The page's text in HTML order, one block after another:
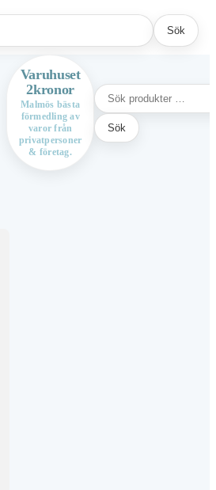
Sök
Varuhuset
2kronor
Malmös bästa
förmedling av
varor från
privatpersoner
& företag.
Sök
efter:
Sök